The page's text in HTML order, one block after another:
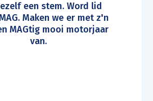
een stem. Word lid
Maken we er met z'n
MAGtig mooi motorjaar
van.